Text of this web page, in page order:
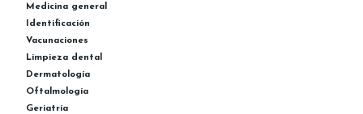
Medicina general
Identificación
Vacunaciones
Limpieza dental
Dermatología
Oftalmología
Geriatría